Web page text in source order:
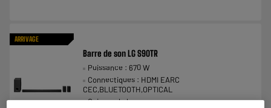
ARRIVAGE
Barre de son LG S90TR
Puissance : 670 W
Connectiques : HDMI EARC
CEC,BLUETOOTH,OPTICAL
Caisson de basses :